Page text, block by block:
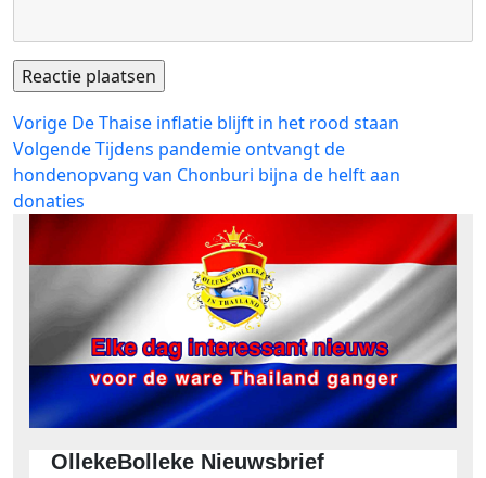
Bericht
navigatie
Vorige Vorig
bericht:
De Thaise inflatie blijft in het rood staan
VolgendeVolgend
bericht:
Tijdens pandemie ontvangt de
hondenopvang van Chonburi bijna de helft aan
donaties
OllekeBolleke Nieuwsbrief